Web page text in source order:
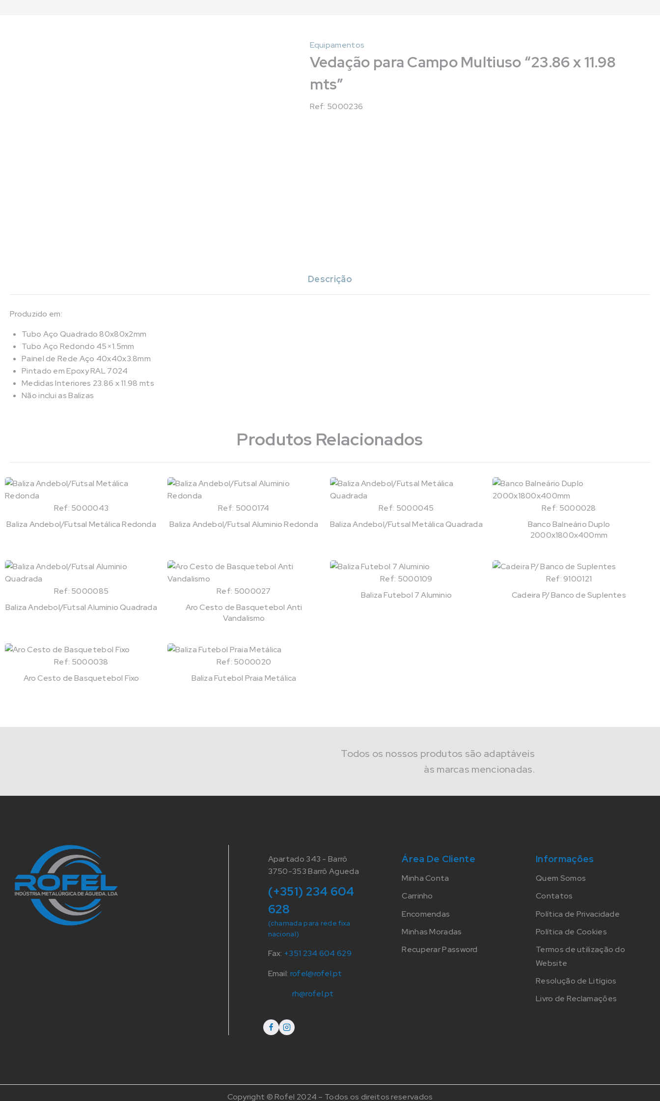
Equipamentos
Vedação para Campo Multiuso “23.86 x 11.98
mts”
Ref: 5000236
Descrição
Produzido em:
Tubo Aço Quadrado 80x80x2mm
Tubo Aço Redondo 45×1.5mm
Painel de Rede Aço 40x40x3.8mm
Pintado em Epoxy RAL 7024
Medidas Interiores 23.86 x 11.98 mts
Não inclui as Balizas
Produtos Relacionados
Ref: 5000043
Baliza Andebol/Futsal Metálica Redonda
Ref: 5000174
Baliza Andebol/Futsal Aluminio Redonda
Ref: 5000045
Baliza Andebol/Futsal Metálica Quadrada
Ref: 5000028
Banco Balneário Duplo
2000x1800x400mm
Ref: 5000085
Baliza Andebol/Futsal Aluminio Quadrada
Ref: 5000027
Aro Cesto de Basquetebol Anti
Vandalismo
Ref: 5000109
Baliza Futebol 7 Aluminio
Ref: 9100121
Cadeira P/ Banco de Suplentes
Ref: 5000038
Aro Cesto de Basquetebol Fixo
Ref: 5000020
Baliza Futebol Praia Metálica
Todos os nossos produtos são adaptáveis
às marcas mencionadas.
Apartado 343 - Barrô
3750-353 Barrô Agueda
(+351) 234 604
628
(chamada para rede fixa
nacional)
Fax: +351 234 604 629
Email: rofel@rofel.pt
rh@rofel.pt
Área De Cliente
Minha Conta
Carrinho
Encomendas
Minhas Moradas
Recuperar Password
Informações
Quem Somos
Contatos
Política de Privacidade
Política de Cookies
Termos de utilização do
Website
Resolução de Litígios
Livro de Reclamações
Copyright © Rofel 2024 – Todos os direitos reservados